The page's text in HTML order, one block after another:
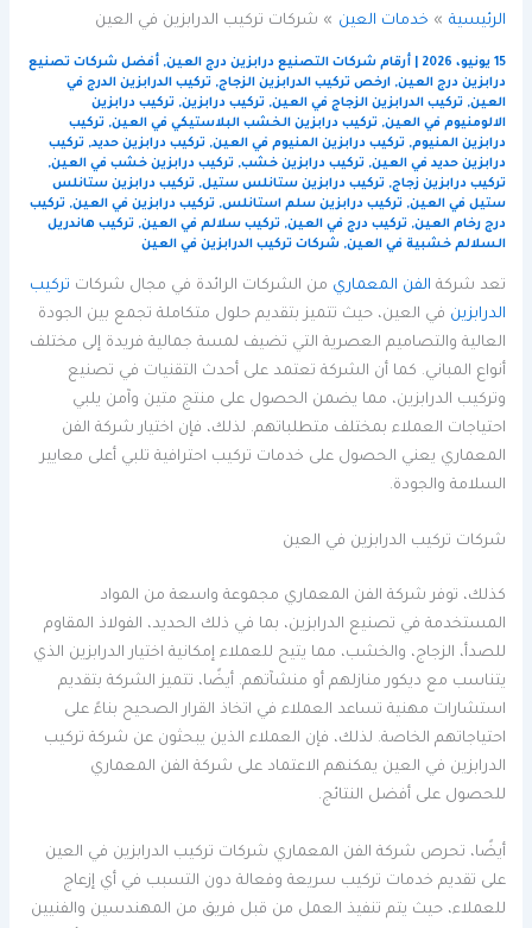
الرئيسية خدمات العين شركات تركيب الدرابزين في العين
15 يونيو، 2026 |أرقام شركات التصنيع درابزين درج العين,أفضل شركات تصنيع
درابزين درج العين,ارخص تركيب الدرابزين الزجاج,تركيب الدرابزين الدرج في
العين,تركيب الدرابزين الزجاج في العين,تركيب درابزين,تركيب درابزين
الالومنيوم في العين,تركيب درابزين الخشب البلاستيكي في العين,تركيب
درابزين المنيوم,تركيب درابزين المنيوم في العين,تركيب درابزين حديد,تركيب
درابزين حديد في العين,تركيب درابزين خشب,تركيب درابزين خشب في العين,
تركيب درابزين زجاج,تركيب درابزين ستانلس ستيل,تركيب درابزين ستانلس
ستيل في العين,تركيب درابزين سلم استانلس,تركيب درابزين في العين,تركيب
درج رخام العين,تركيب درج في العين,تركيب سلالم في العين,تركيب هاندريل
السلالم خشبية في العين,شركات تركيب الدرابزين في العين
تعد شركة الفن المعماري من الشركات الرائدة في مجال شركات تركيب
الدرابزين في العين، حيث تتميز بتقديم حلول متكاملة تجمع بين الجودة
العالية والتصاميم العصرية التي تضيف لمسة جمالية فريدة إلى مختلف
أنواع المباني. كما أن الشركة تعتمد على أحدث التقنيات في تصنيع
وتركيب الدرابزين، مما يضمن الحصول على منتج متين وآمن يلبي
احتياجات العملاء بمختلف متطلباتهم. لذلك، فإن اختيار شركة الفن
المعماري يعني الحصول على خدمات تركيب احترافية تلبي أعلى معايير
السلامة والجودة.
شركات تركيب الدرابزين في العين
كذلك، توفر شركة الفن المعماري مجموعة واسعة من المواد
المستخدمة في تصنيع الدرابزين، بما في ذلك الحديد، الفولاذ المقاوم
للصدأ، الزجاج، والخشب، مما يتيح للعملاء إمكانية اختيار الدرابزين الذي
يتناسب مع ديكور منازلهم أو منشآتهم. أيضًا، تتميز الشركة بتقديم
استشارات مهنية تساعد العملاء في اتخاذ القرار الصحيح بناءً على
احتياجاتهم الخاصة. لذلك، فإن العملاء الذين يبحثون عن شركة تركيب
الدرابزين في العين يمكنهم الاعتماد على شركة الفن المعماري
للحصول على أفضل النتائج.
أيضًا، تحرص شركة الفن المعماري شركات تركيب الدرابزين في العين
على تقديم خدمات تركيب سريعة وفعالة دون التسبب في أي إزعاج
للعملاء، حيث يتم تنفيذ العمل من قبل فريق من المهندسين والفنيين